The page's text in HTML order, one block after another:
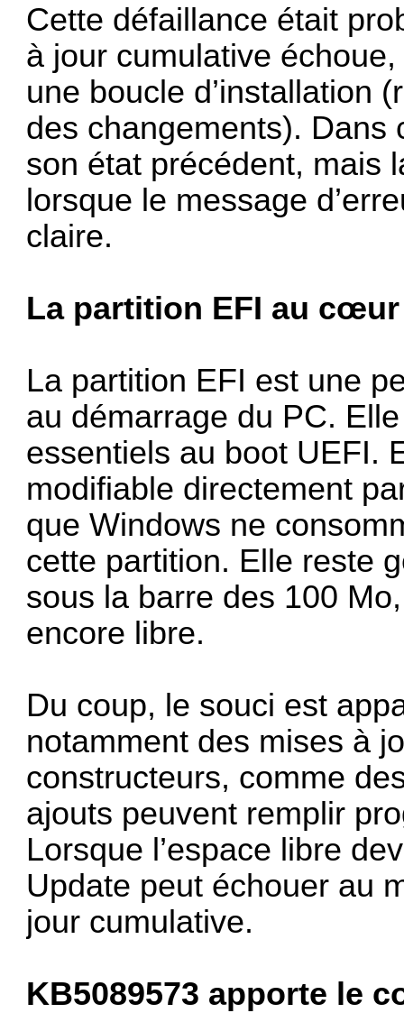
Cette défaillance était
à jour cumulative
une boucle d’installation
des changements). Dans
son état précédent, mais
lorsque le message
claire.
La partition EFI au
La partition EFI est une
au démarrage du PC.
essentiels au boot UEFI.
modifiable directement
que Windows ne
cette partition. Elle reste
sous la barre des 100
encore libre.
Du coup, le souci est
notamment des mises à
constructeurs, comme
ajouts peuvent remplir
Lorsque l’espace libre
Update peut échouer au
jour cumulative.
KB5089573 apporte le